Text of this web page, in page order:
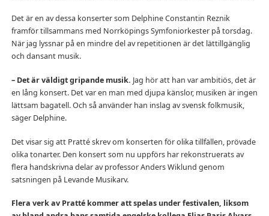
Det är en av dessa konserter som Delphine Constantin Reznik
framför tillsammans med Norrköpings Symfoniorkester på torsdag.
När jag lyssnar på en mindre del av repetitionen är det lättillgänglig
och dansant musik.
– Det är väldigt gripande musik. Jag hör att han var ambitiös, det är
en lång konsert. Det var en man med djupa känslor, musiken är ingen
lättsam bagatell. Och så använder han inslag av svensk folkmusik,
säger Delphine.
Det visar sig att Pratté skrev om konserten för olika tillfällen, prövade
olika tonarter. Den konsert som nu uppförs har rekonstruerats av
flera handskrivna delar av professor Anders Wiklund genom
satsningen på Levande Musikarv.
Flera verk av Pratté kommer att spelas under festivalen, liksom